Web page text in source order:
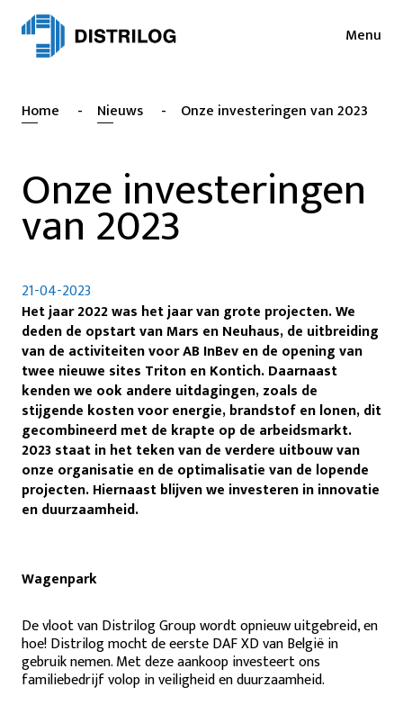
Nieuws
NL
Menu
Cases
Duurzaamheid
About
Contact
Home - Nieuws - Onze investeringen van 2023
Onze investeringen
van 2023
21-04-2023
Het jaar 2022 was het jaar van grote projecten. We
deden de opstart van Mars en Neuhaus, de uitbreiding
van de activiteiten voor AB InBev en de opening van
twee nieuwe sites Triton en Kontich. Daarnaast
kenden we ook andere uitdagingen, zoals de
stijgende kosten voor energie, brandstof en lonen, dit
gecombineerd met de krapte op de arbeidsmarkt.
2023 staat in het teken van de verdere uitbouw van
onze organisatie en de optimalisatie van de lopende
projecten. Hiernaast blijven we investeren in innovatie
en duurzaamheid.
Wagenpark
De vloot van Distrilog Group wordt opnieuw uitgebreid, en
hoe! Distrilog mocht de eerste DAF XD van België in
gebruik nemen. Met deze aankoop investeert ons
familiebedrijf volop in veiligheid en duurzaamheid.